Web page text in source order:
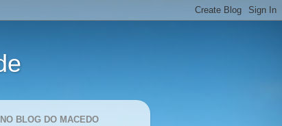
BLOG DO MACEDO